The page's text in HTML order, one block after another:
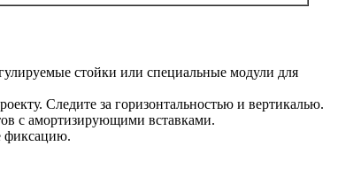
стойки или специальные модули для
Следите за горизонтальностью и вертикалью.
с амортизирующими вставками.
фиксацию.